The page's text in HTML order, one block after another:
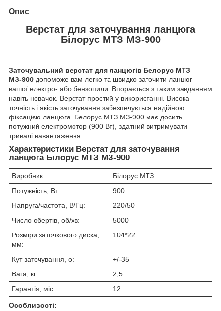
Опис
Верстат для заточування ланцюга
Білорус МТЗ МЗ-900
Заточувальний верстат для ланцюгів Белорус МТЗ
МЗ-900 допоможе вам легко та швидко заточити ланцюг
вашої електро- або бензопили. Впорається з таким завданням
навіть новачок. Верстат простий у використанні. Висока
точність і якість заточування забезпечується надійною
фіксацією ланцюга. Белорус МТЗ МЗ-900 має досить
потужний електромотор (900 Вт), здатний витримувати
тривалі навантаження.
Характеристики Верстат для заточування
ланцюга Білорус МТЗ МЗ-900
Виробник:
Білорус МТЗ
Потужність, Вт:
900
Напруга/частота, В/Гц:
220/50
Число обертів, об/хв:
5000
Розміри заточкового диска,
мм:
104*22
Кут заточування, о:
+/-35
Вага, кг:
2,5
Гарантія, міс.:
12
Особливості: